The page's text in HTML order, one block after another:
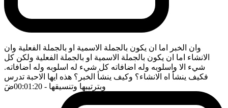
وان الخبر اما ان يكون بالجملة الاسمية او بالجملة الفعلية وان
الانشاء اما ان يكون بالجملة الاسمية او بالجملة الفعلية ولكن كل
شيء الا واسلوبه وله اضافاته كل شيء له اسلوبه وله اضافاته.
فكيف ينشأ اه الانشاء؟ وكيف ينشأ الخبر؟ هذه ايها الاحبة تدرس
وبترتيبها وتنسيقها - 00:01:20 ضَ